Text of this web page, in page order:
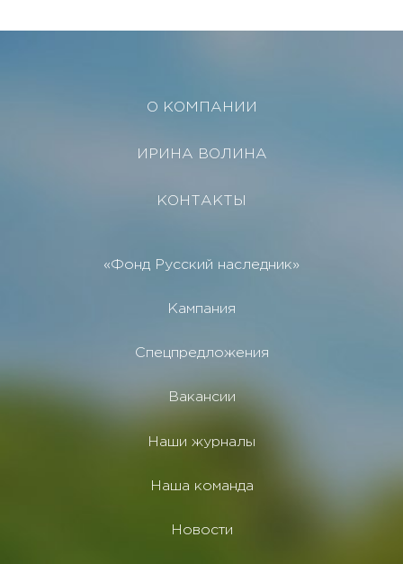
О КОМПАНИИ
ИРИНА ВОЛИНА
КОНТАКТЫ
«Фонд Русский наследник»
Кампания
Спецпредложения
Вакансии
Наши журналы
Наша команда
Новости